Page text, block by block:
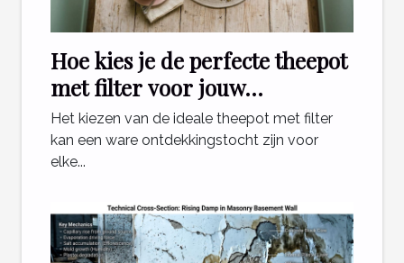
Hoe kies je de perfecte theepot
met filter voor jouw
theeritueel?
Het kiezen van de ideale theepot met filter
kan een ware ontdekkingstocht zijn voor
elke...